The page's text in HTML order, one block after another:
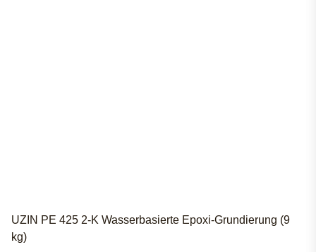
UZIN PE 425 2-K Wasserbasierte Epoxi-Grundierung (9
kg)